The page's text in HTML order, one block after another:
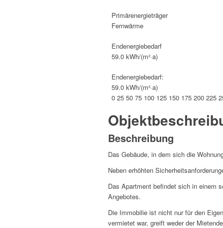
Primärenergieträger
Fernwärme
Endenergie­bedarf
59.0 kWh/(m²·a)
End­ener­gie­be­darf:
59.0 kWh/(m²·a)
0 25 50 75 100 125 150 175 200 225
Beschreibung
Das Gebäude, in dem sich die
Neben erhöhten
Das Apartment befindet sich in einem
Angebotes.
Die Immobilie ist nicht nur für den
vermietet war, greift weder der